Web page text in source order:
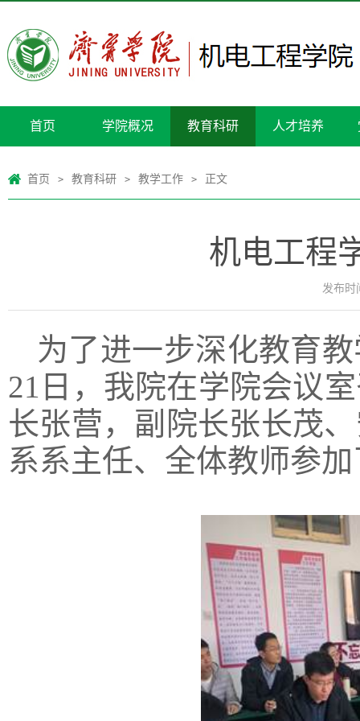
首页 学院概况 教育科研 人才培养
首页 > 教育科研 > 教学工作 > 正文
机电工程
发布时
为了进一步深化教育
21日，我院在学院会议
长张营，副院长张长茂
系系主任、全体教师参